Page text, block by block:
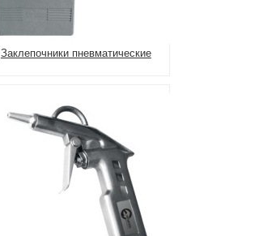
Заклепочники пневматические